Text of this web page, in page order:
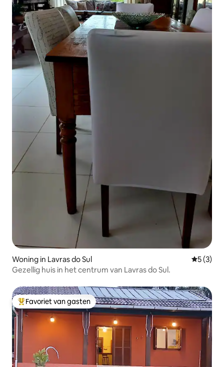
Woning in Lavras do Sul
5 (3)
Gezellig huis in het centrum van Lavras do Sul.
Topfavoriet van gasten
Favoriet van gasten